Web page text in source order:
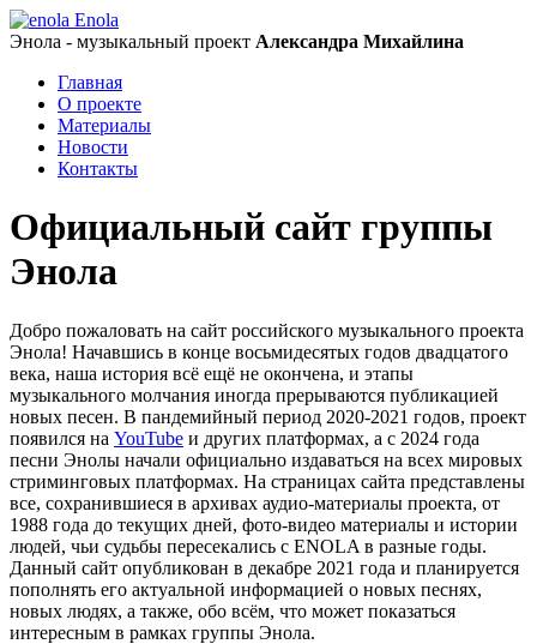
Enola
Энола - музыкальный проект Александра Михайлина
Главная
О проекте
Материалы
Новости
Контакты
Официальный сайт группы
Энола
Добро пожаловать на сайт российского музыкального проекта
Энола! Начавшись в конце восьмидесятых годов двадцатого
века, наша история всё ещё не окончена, и этапы
музыкального молчания иногда прерываются публикацией
новых песен. В пандемийный период 2020-2021 годов, проект
появился на YouTube и других платформах, а с 2024 года
песни Энолы начали официально издаваться на всех мировых
стриминговых платформах. На страницах сайта представлены
все, сохранившиеся в архивах аудио-материалы проекта, от
1988 года до текущих дней, фото-видео материалы и истории
людей, чьи судьбы пересекались с ENOLA в разные годы.
Данный сайт опубликован в декабре 2021 года и планируется
пополнять его актуальной информацией о новых песнях,
новых людях, а также, обо всём, что может показаться
интересным в рамках группы Энола.